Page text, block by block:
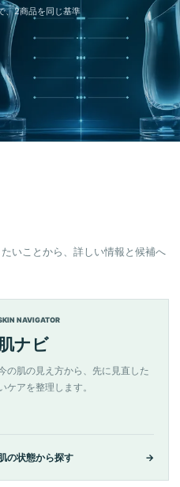
、2商品を同じ基準
いことから、詳しい情報と候補へ
NAVIGATOR
ナビ
の肌の見え方から、先に見直した
ケアを整理します。
の状態から探す →